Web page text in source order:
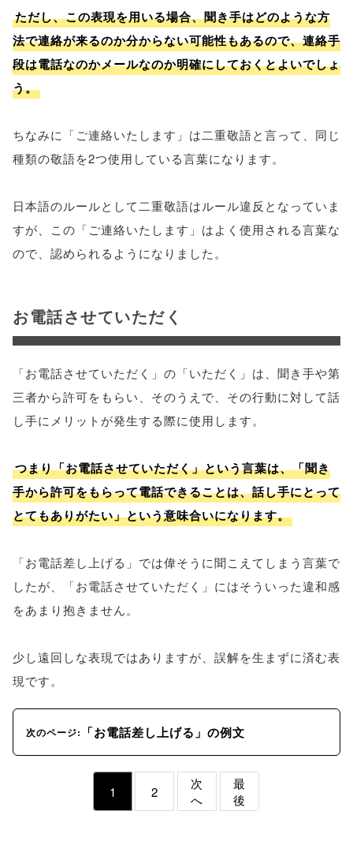
ただし、この表現を用いる場合、聞き手はどのような方
法で連絡が来るのか分からない可能性もあるので、連絡手
段は電話なのかメールなのか明確にしておくとよいでしょ
う。
ちなみに「ご連絡いたします」は二重敬語と言って、同じ
種類の敬語を2つ使用している言葉になります。
日本語のルールとして二重敬語はルール違反となっていま
すが、この「ご連絡いたします」はよく使用される言葉な
ので、認められるようになりました。
お電話させていただく
「お電話させていただく」の「いただく」は、聞き手や第
三者から許可をもらい、そのうえで、その行動に対して話
し手にメリットが発生する際に使用します。
つまり「お電話させていただく」という言葉は、「聞き
手から許可をもらって電話できることは、話し手にとって
とてもありがたい」という意味合いになります。
「お電話差し上げる」では偉そうに聞こえてしまう言葉で
したが、「お電話させていただく」にはそういった違和感
をあまり抱きません。
少し遠回しな表現ではありますが、誤解を生まずに済む表
現です。
次のページ: 「お電話差し上げる」の例文
1 2
次
へ
最
後